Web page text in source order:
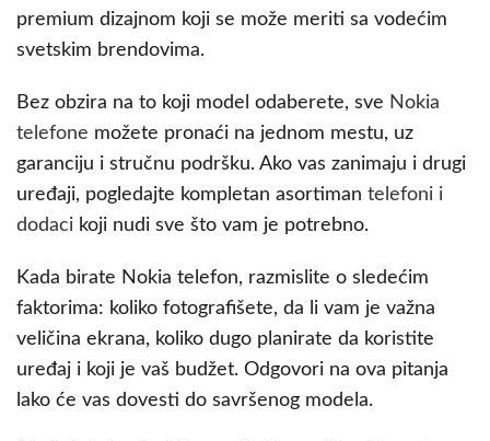
premium dizajnom koji se može meriti sa vodećim
svetskim brendovima.
Bez obzira na to koji model odaberete, sve Nokia
telefone možete pronaći na jednom mestu, uz
garanciju i stručnu podršku. Ako vas zanimaju i drugi
uređaji, pogledajte kompletan asortiman telefoni i
dodaci koji nudi sve što vam je potrebno.
Kada birate Nokia telefon, razmislite o sledećim
faktorima: koliko fotografišete, da li vam je važna
veličina ekrana, koliko dugo planirate da koristite
uređaj i koji je vaš budžet. Odgovori na ova pitanja
lako će vas dovesti do savršenog modela.